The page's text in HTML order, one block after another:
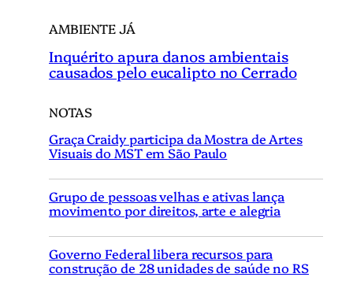
AMBIENTE JÁ
Inquérito apura danos ambientais
causados pelo eucalipto no Cerrado
NOTAS
Graça Craidy participa da Mostra de Artes
Visuais do MST em São Paulo
Grupo de pessoas velhas e ativas lança
movimento por direitos, arte e alegria
Governo Federal libera recursos para
construção de 28 unidades de saúde no RS